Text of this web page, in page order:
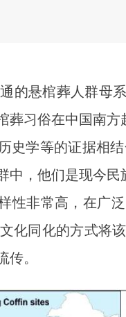
悬棺葬人群母系
葬习俗在中国南
史学等的证据相
中，他们是现今
性非常高，在广
化同化的方式将
传。